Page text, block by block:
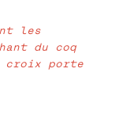
les
du coq
croix porte